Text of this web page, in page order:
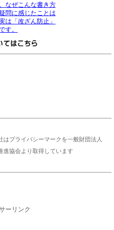
なぜこんな書き方
問に感じたことは
は「改ざん防止」
す。
はプライバシーマークを一般財団法人
進協会より取得しています
ーリンク